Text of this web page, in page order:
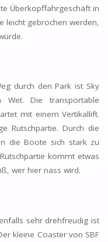
Überkopffahrgeschäft in
leicht gebrochen werden,
durch den Park ist Sky
Wet. Die transportable
mit einem Vertikallift.
Rutschpartie. Durch die
die Boote sich stark zu
kommt etwas
wer hier nass wird.
sehr drehfreudig ist
kleine Coaster von SBF